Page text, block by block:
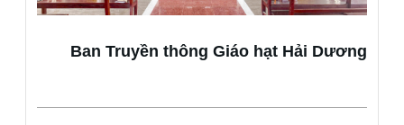
Ban Truyền thông Giáo hạt Hải Dương